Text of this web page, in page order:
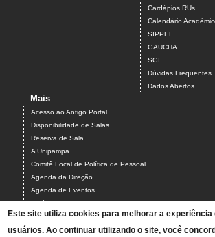
Cardápios RUs
Calendário
SIPPEE
GAUCHA
SGI
Dúvidas Frequentes
Dados Abertos
Mais
Acesso ao Antigo Portal
Disponibilidade de Salas
Reserva de Sala
A Unipampa
Comitê Local de Política de Pessoal
Agenda da Direção
Agenda de Eventos
Estágios
Relatório de Gestão
Infraestrutura do Campus
Este site utiliza cookies para melhorar a experiência
usuários. Ao continuar utilizando o site, você